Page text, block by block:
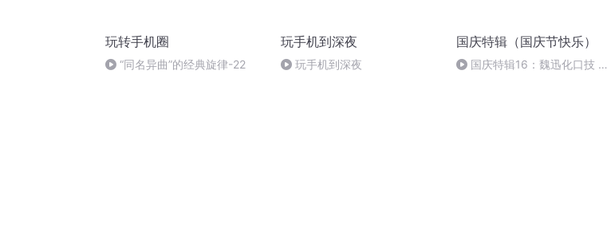
玩转手机圈
“同名异曲”的经典旋律-22
玩手机到深夜
玩手机到深夜
国庆特辑（国庆节快乐）
国庆特辑16：魏迅化口技 二